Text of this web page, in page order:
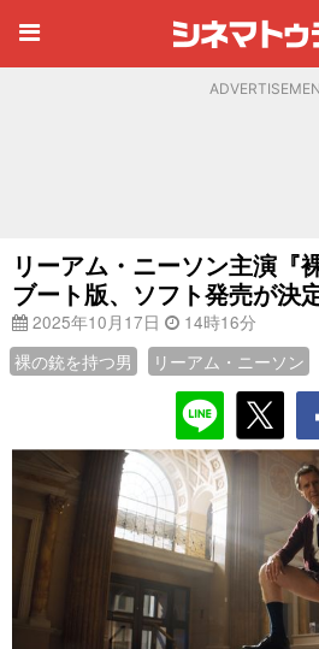
リーアム・ニーソン主演『
ブート版、ソフト発売が決
2025年10月17日
14時16分
裸の銃を持つ男
リーアム・ニーソン